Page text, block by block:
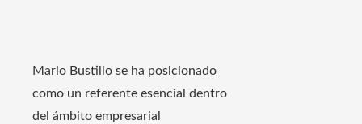
Mario Bustillo se ha posicionado
como un referente esencial dentro
del ámbito empresarial